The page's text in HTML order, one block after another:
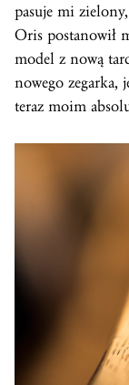
pasuje mi
Oris postanowił
model z nową
nowego zegarka,
teraz moim